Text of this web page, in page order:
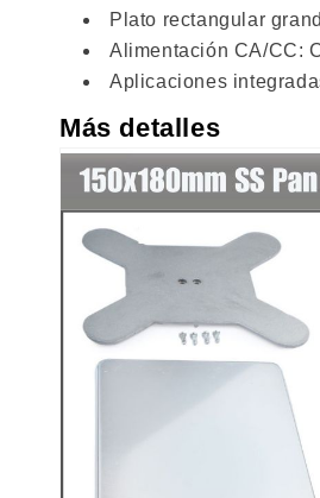
Plato rectangular
Alimentación CA/CC:
Aplicaciones
Más detalles